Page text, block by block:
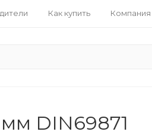
Как купить Компания
DIN69871